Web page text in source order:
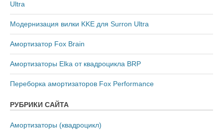
Ultra
Модернизация вилки KKE для Surron Ultra
Амортизатор Fox Brain
Амортизаторы Elka от квадроцикла BRP
Переборка амортизаторов Fox Performance
РУБРИКИ САЙТА
Амортизаторы (квадроцикл)